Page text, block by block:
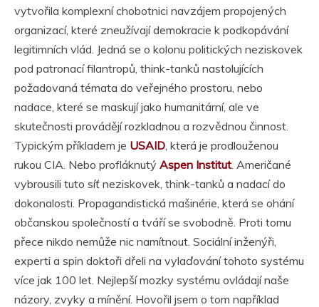
vytvořila komplexní chobotnici navzájem propojených
organizací, které zneužívají demokracie k podkopávání
legitimních vlád. Jedná se o kolonu politických neziskovek
pod patronací filantropů, think-tanků nastolujících
požadovaná témata do veřejného prostoru, nebo
nadace, které se maskují jako humanitární, ale ve
skutečnosti provádějí rozkladnou a rozvědnou činnost.
Typickým příkladem je USAID , která je prodlouženou
rukou CIA. Nebo profláknutý Aspen Institut . Američané
vybrousili tuto síť neziskovek, think-tanků a nadací do
dokonalosti. Propagandistická mašinérie, která se ohání
občanskou společností a tváří se svobodně. Proti tomu
přece nikdo nemůže nic namítnout. Sociální inženýři,
experti a spin doktoři dřeli na vylaďování tohoto systému
více jak 100 let. Nejlepší mozky systému ovládají naše
názory, zvyky a mínění. Hovořil jsem o tom například